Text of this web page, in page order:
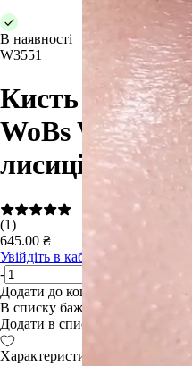
В наявності
W3551
Кисть для
WoBs W3551
лисиці
(1)
645.00 ₴
Увійдіть в кабінет
, щоб
-
Додати до кошику
В списку бажань
Додати в список бажань
Характеристики: